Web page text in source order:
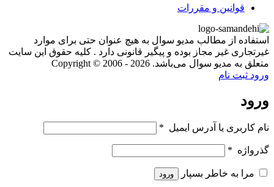
قوانین و مقررات
استفاده از مطالب مدیو سوال به هیچ عنوان حتی برای موارد
غیرتجاری غیر مجاز بوده و پیگیر قانونی دارد . کلیه حقوق این سایت
متعلق به مدیو سوال می‌باشد. Copyright © 2006 - 2026
ورود ثبت نام
ورود
نام کاربری یا آدرس ایمیل *
گذرواژه *
مرا به خاطر بسپار ورود